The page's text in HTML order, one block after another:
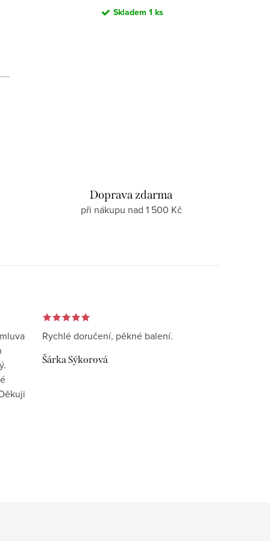
Skladem 1 ks
Doprava zdarma
při nákupu nad 1 500 Kč
Rychlé doručení, pěkné balení.
Šárka Sýkorová